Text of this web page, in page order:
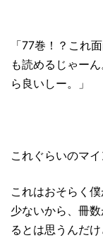
「77巻！？これ
も読めるじゃー
ら良いしー。」
これぐらいのマイ
これはおそらく
少ないから、冊
るとは思うんだけ